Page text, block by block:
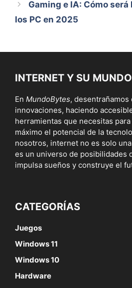
Gaming e IA: Cómo
los PC en 2025
INTERNET Y SU MUNDO
En MundoBytes,
innovaciones, haciendo
herramientas que necesitas
máximo el potencial de la
nosotros, internet no es solo
es un universo de posibilidades
impulsa sueños y construye el
CATEGORÍAS
Juegos
Windows 11
Windows 10
Hardware